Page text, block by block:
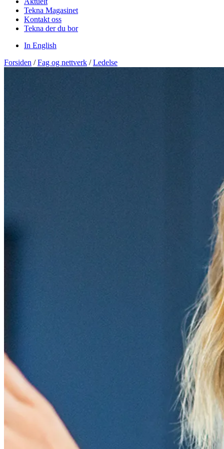
Tekna Magasinet
Kontakt oss
Tekna der du bor
In English
Forsiden / Fag og nettverk / Ledelse